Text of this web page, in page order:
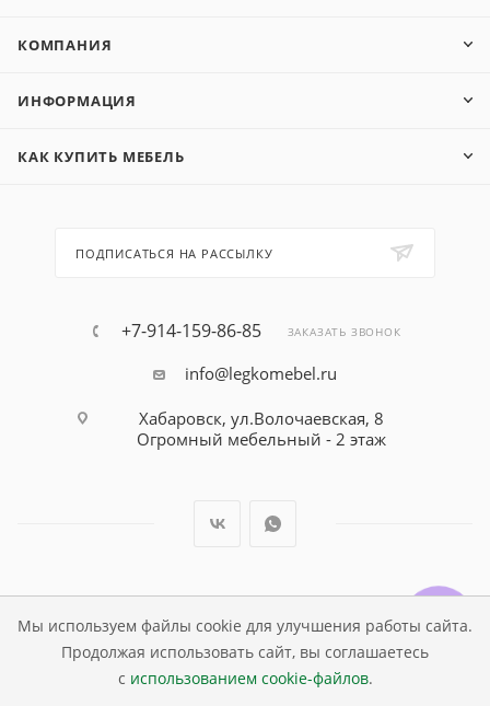
Мы используем файлы cookie для улучшения работы сайта.
Продолжая использовать сайт, вы соглашаетесь
с использованием cookie-файлов.
КОМПАНИЯ
ИНФОРМАЦИЯ
КАК КУПИТЬ МЕБЕЛЬ
ПОДПИСАТЬСЯ НА РАССЫЛКУ
+7-914-159-86-85 ЗАКАЗАТЬ ЗВОНОК
info@legkomebel.ru
Хабаровск, ул.Волочаевская, 8
Огромный мебельный - 2 этаж